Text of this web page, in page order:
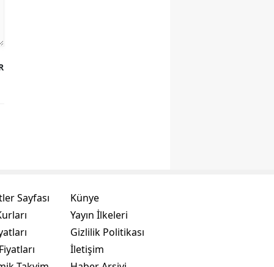
Sayfası
Künye
Yayın İlkeleri
Gizlilik Politikası
İletişim